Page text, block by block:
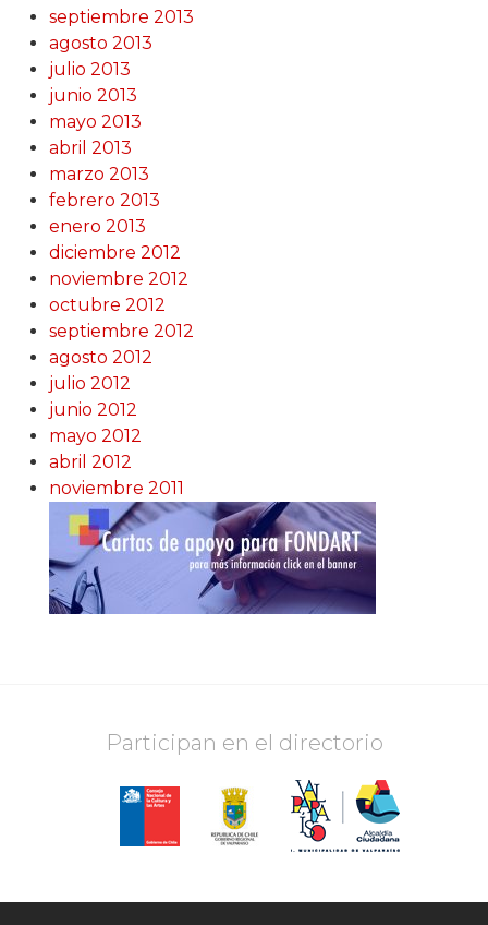
septiembre 2013
agosto 2013
julio 2013
junio 2013
mayo 2013
abril 2013
marzo 2013
febrero 2013
enero 2013
diciembre 2012
noviembre 2012
octubre 2012
septiembre 2012
agosto 2012
julio 2012
junio 2012
mayo 2012
abril 2012
noviembre 2011
Participan en el directorio